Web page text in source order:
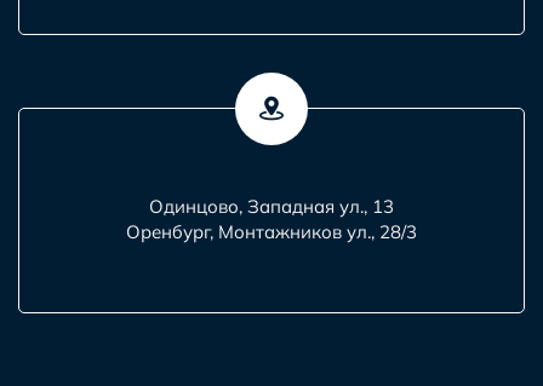
Одинцово, Западная ул., 13
Оренбург, Монтажников ул., 28/3